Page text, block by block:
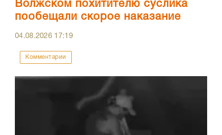
Волжском похитителю суслика
пообещали скорое наказание
04.08.2026 17:19
Комментарии